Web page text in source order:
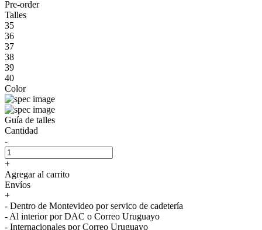
Pre-order
Talles
35
36
37
38
39
40
Color
Guía de talles
Cantidad
-
+
Agregar al carrito
Envíos
+
- Dentro de Montevideo por servico de cadetería
- Al interior por DAC o Correo Uruguayo
- Internacionales por Correo Uruguayo